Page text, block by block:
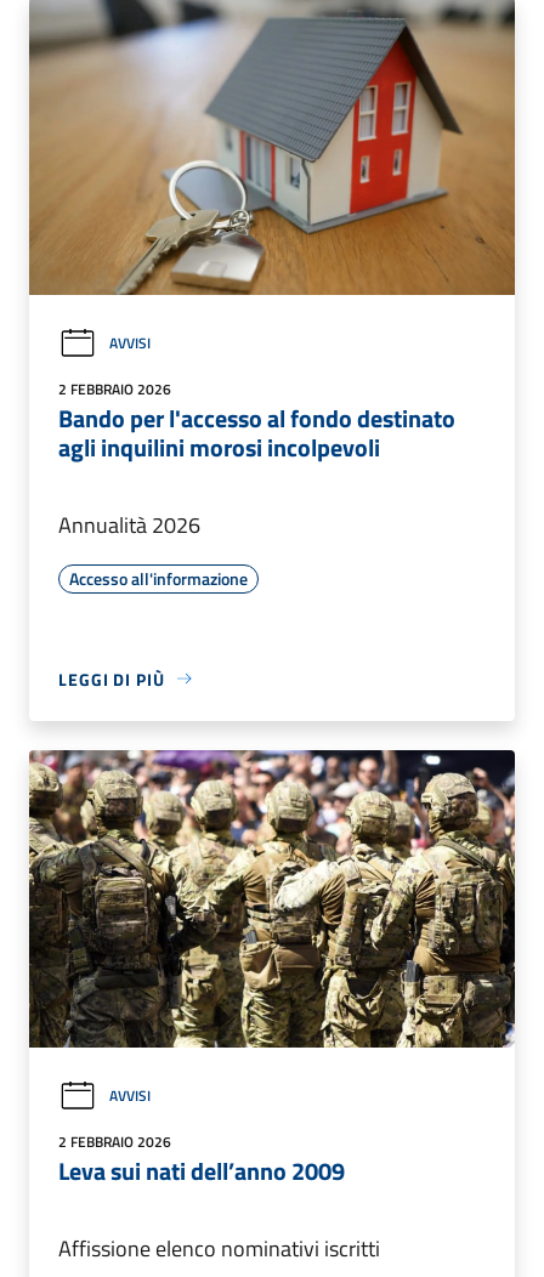
AVVISI
2 FEBBRAIO 2026
Bando per l'accesso al fondo destinato
agli inquilini morosi incolpevoli
Annualità 2026
Accesso all'informazione
LEGGI DI PIÙ
AVVISI
2 FEBBRAIO 2026
Leva sui nati dell’anno 2009
Affissione elenco nominativi iscritti